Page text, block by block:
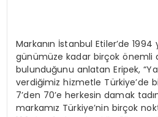
Markanın İstanbul Etiler’de 1994
günümüze kadar birçok önemli
bulunduğunu anlatan Eripek,
verdiğimiz hizmetle Türkiye’de
7’den 70’e herkesin damak
markamız Türkiye’nin birçok